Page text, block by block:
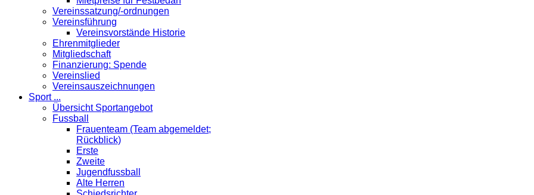
Vereinssatzung/-ordnungen
Vereinsführung
Vereinsvorstände Historie
Ehrenmitglieder
Mitgliedschaft
Finanzierung: Spende
Vereinslied
Vereinsauszeichnungen
Sport ...
Übersicht Sportangebot
Fussball
Frauenteam (Team abgemeldet;
Rückblick)
Erste
Zweite
Jugendfussball
Alte Herren